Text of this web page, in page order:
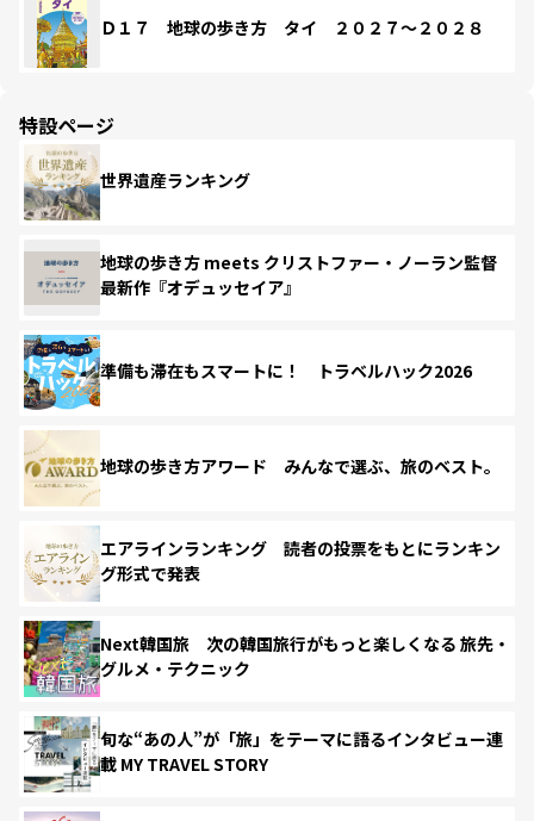
Ｄ１７ 地球の歩き方 タイ ２０２７～２０２８
特設ページ
世界遺産ランキング
地球の歩き方 meets クリストファー・ノーラン監督
最新作『オデュッセイア』
準備も滞在もスマートに！ トラベルハック2026
地球の歩き方アワード みんなで選ぶ、旅のベスト。
エアラインランキング 読者の投票をもとにランキン
グ形式で発表
Next韓国旅 次の韓国旅行がもっと楽しくなる 旅先・
グルメ・テクニック
旬な“あの人”が「旅」をテーマに語るインタビュー連
載 MY TRAVEL STORY